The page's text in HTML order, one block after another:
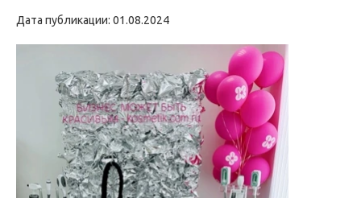
Дата публикации: 01.08.2024